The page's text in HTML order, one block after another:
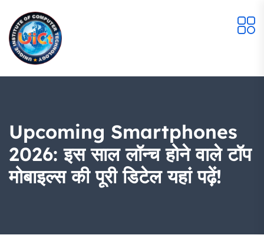
Upcoming Smartphones
2026: इस साल लॉन्च होने वाले टॉप
मोबाइल्स की पूरी डिटेल यहां पढ़ें!